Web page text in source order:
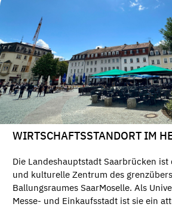
WIRTSCHAFTSSTANDORT IM
Die Landeshauptstadt Saarbrücken
und kulturelle Zentrum des
Ballungsraumes SaarMoselle. Als
Messe- und Einkaufsstadt ist sie ein